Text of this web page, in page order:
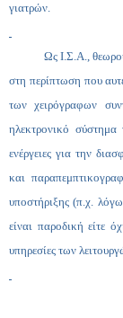
γιατρών.
Ως Ι.Σ.Α., θεωρούμε
στη περίπτωση που
των χειρόγραφων
ηλεκτρονικό
ενέργειες για την
και
υποστήριξης (π.χ.
είναι παροδική είτε
υπηρεσίες των